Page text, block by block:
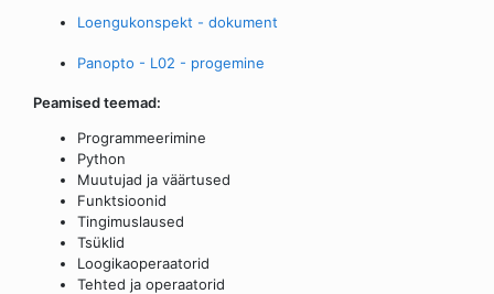
Loengukonspekt - dokument
Panopto - L02 - progemine
Peamised teemad:
Programmeerimine
Python
Muutujad ja väärtused
Funktsioonid
Tingimuslaused
Tsüklid
Loogikaoperaatorid
Tehted ja operaatorid